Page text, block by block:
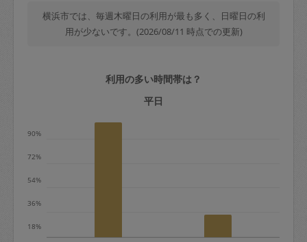
金額の100%＋交通費全額
定期契約をキャンセルする場合、毎週定
期は月2回まで隔週定期は月1回までキャ
横浜市では、毎週木曜日の利用が最も多く、日曜日の利
用が少ないです。(2026/08/11 時点での更新)
利用の多い時間帯は？
平日
18%
36%
54%
72%
90%